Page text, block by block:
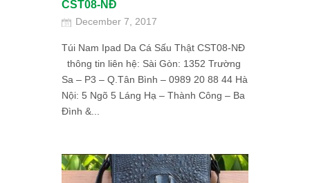
CST08-NĐ
December 7, 2017
Túi Nam Ipad Da Cá Sấu Thật CST08-NĐ
thông tin liên hệ: Sài Gòn: 1352 Trường
Sa – P3 – Q.Tân Bình – 0989 20 88 44 Hà
Nội: 5 Ngõ 5 Láng Hạ – Thành Công – Ba
Đình &...